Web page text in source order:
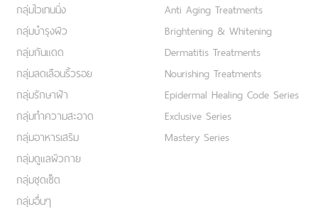
กลุ่มไวเทนนิ่ง
กลุ่มบำรุงผิว
กลุ่มกันแดด
กลุ่มลดเลือนริ้วรอย
กลุ่มรักษาฝ้า
กลุ่มทำความสะอาด
กลุ่มอาหารเสริม
กลุ่มดูแลผิวกาย
กลุ่มชุดเซ็ต
กลุ่มอื่นๆ
Anti Aging Treatments
Brightening & Whitening
Dermatitis Treatments
Nourishing Treatments
Epidermal Healing Code Series
Exclusive Series
Mastery Series